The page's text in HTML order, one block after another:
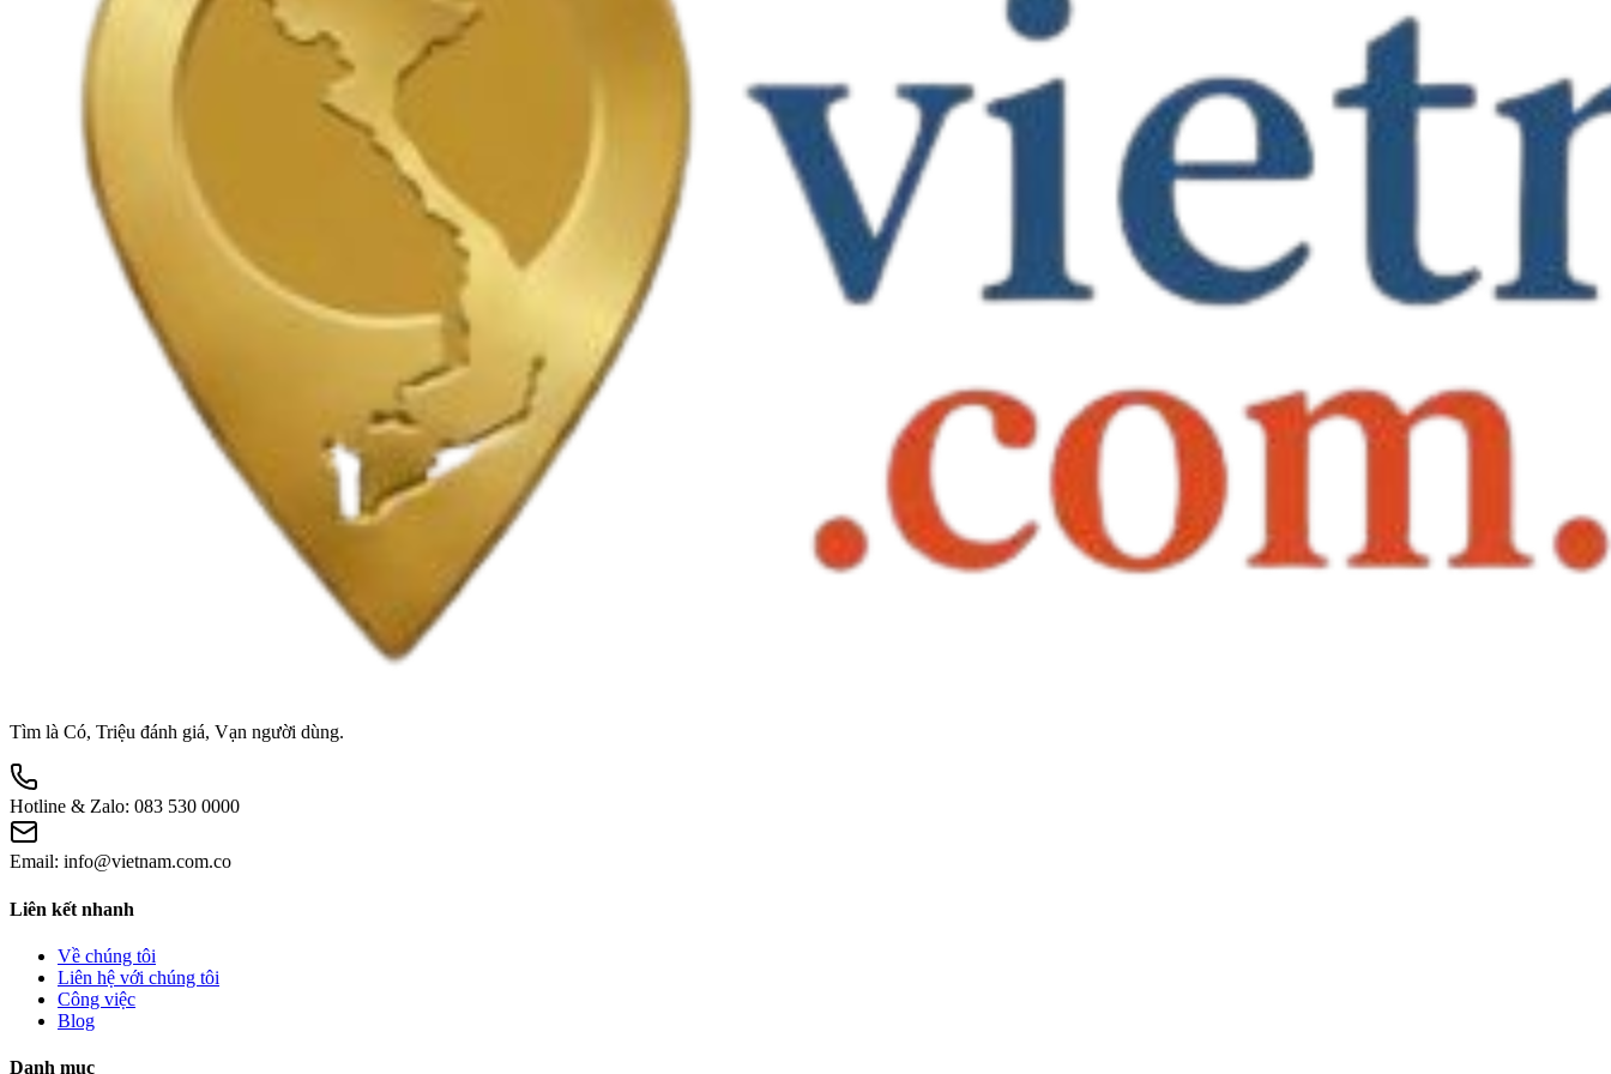
Tìm là Có, Triệu đánh giá, Vạn người dùng.
Hotline & Zalo: 083 530 0000
Email: info@vietnam.com.co
Liên kết nhanh
Về chúng tôi
Liên hệ với chúng tôi
Công việc
Blog
Danh mục